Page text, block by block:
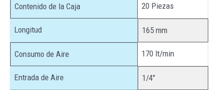
Contenido de la Caja 20 Piezas
Longitud 165 mm
Consumo de Aire 170 lt/min
Entrada de Aire 1/4″